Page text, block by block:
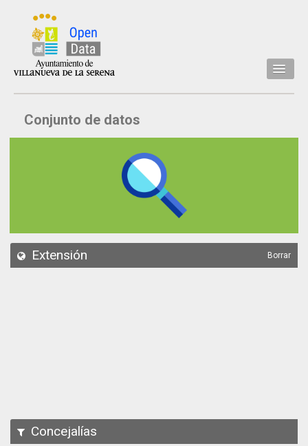
Inicio
Datos
API
Conjunto de datos
Extensión Borrar
Concejalías